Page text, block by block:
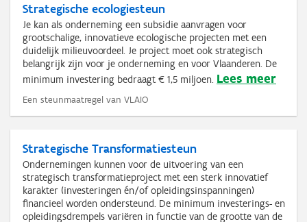
Strategische ecologiesteun
Je kan als onderneming een subsidie aanvragen voor
grootschalige, innovatieve ecologische projecten met een
duidelijk milieuvoordeel. Je project moet ook strategisch
belangrijk zijn voor je onderneming en voor Vlaanderen. De
minimum investering bedraagt € 1,5 miljoen. Lees meer
Een steunmaatregel van VLAIO
Strategische Transformatiesteun
Ondernemingen kunnen voor de uitvoering van een
strategisch transformatieproject met een sterk innovatief
karakter (investeringen én/of opleidingsinspanningen)
financieel worden ondersteund. De minimum investerings- en
opleidingsdrempels variëren in functie van de grootte van de